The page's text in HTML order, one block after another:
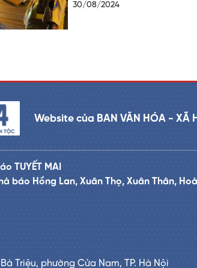
30/08/2024
Website của BAN VĂN HÓA - XÃ
TUYẾT MAI
báo Hồng Lan, Xuân Thọ, Xuân Thân,
Triệu, phường Cửa Nam, TP. Hà Nội